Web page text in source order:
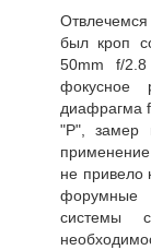
был кроп
50mm f/
фокусное
диафрагма
"P", замер
не привело
форумные
системы